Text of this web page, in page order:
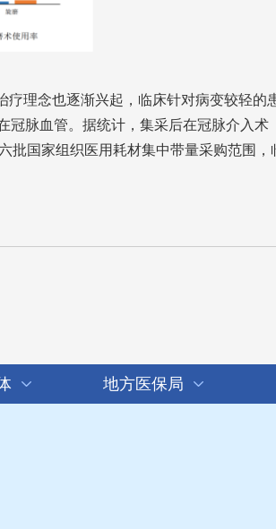
疗理念也逐渐兴起，临床针对病变较轻的
冠脉血管。据统计，集采后在冠脉介入术
批国家组织医用耗材集中带量采购范围，
地方医保局